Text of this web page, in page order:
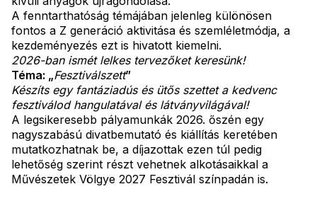
A fenntarthatóság témájában jelenleg különösen
fontos a Z generáció aktivitása és szemléletmódja, a
kezdeményezés ezt is hivatott kiemelni.
2026-ban ismét lelkes tervezőket keresünk!
Téma: „Fesztiválszett”
Készíts egy fantáziadús és ütős szettet a kedvenc
fesztiválod hangulatával és látványvilágával!
A legsikeresebb pályamunkák 2026. őszén egy
nagyszabású divatbemutató és kiállítás keretében
mutatkozhatnak be, a díjazottak ezen túl pedig
lehetőség szerint részt vehetnek alkotásaikkal a
Művészetek Völgye 2027 Fesztivál színpadán is.